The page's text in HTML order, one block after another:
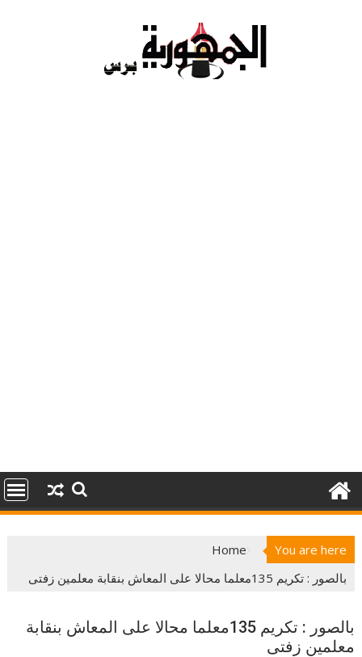
You are here
Home
بالصور : تكريم 135معلما محالا على المعاش بنقابة معلمين زفتى
بالصور : تكريم 135معلما محالا على المعاش بنقابة
معلمين زفتى